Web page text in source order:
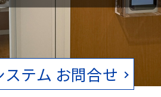
テム お問合せ